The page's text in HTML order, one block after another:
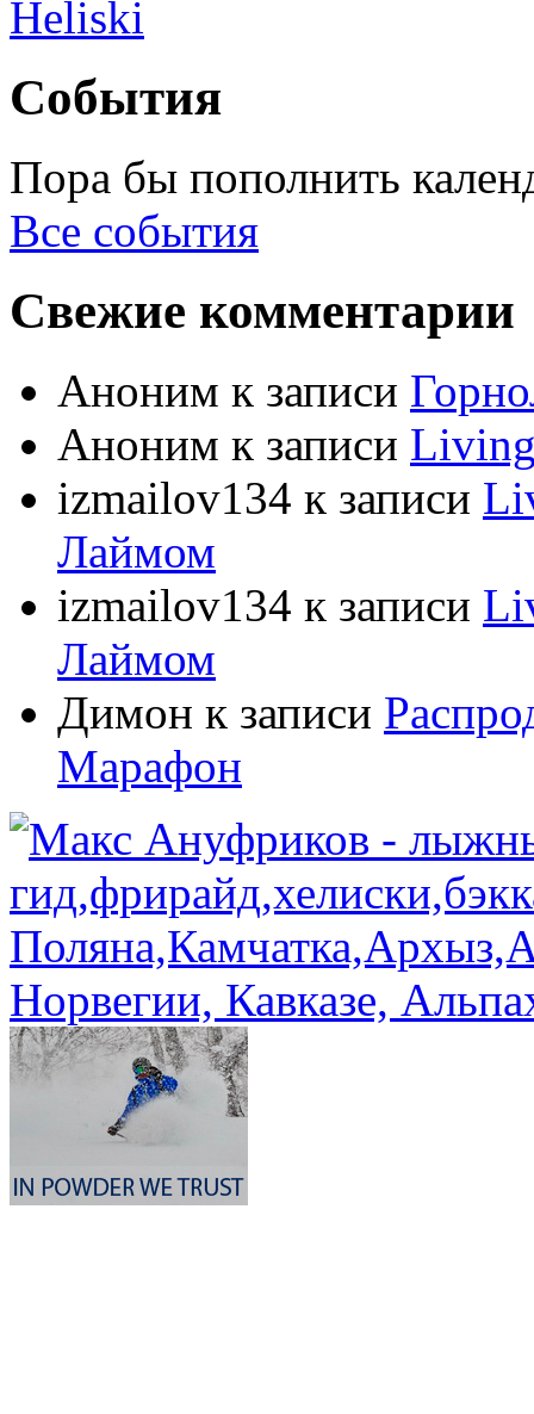
События
Пора бы пополнить
Все события
Свежие комментарии
Аноним к записи
Аноним к записи
izmailov134 к записи
Лаймом
izmailov134 к записи
Лаймом
Димон к записи
Марафон